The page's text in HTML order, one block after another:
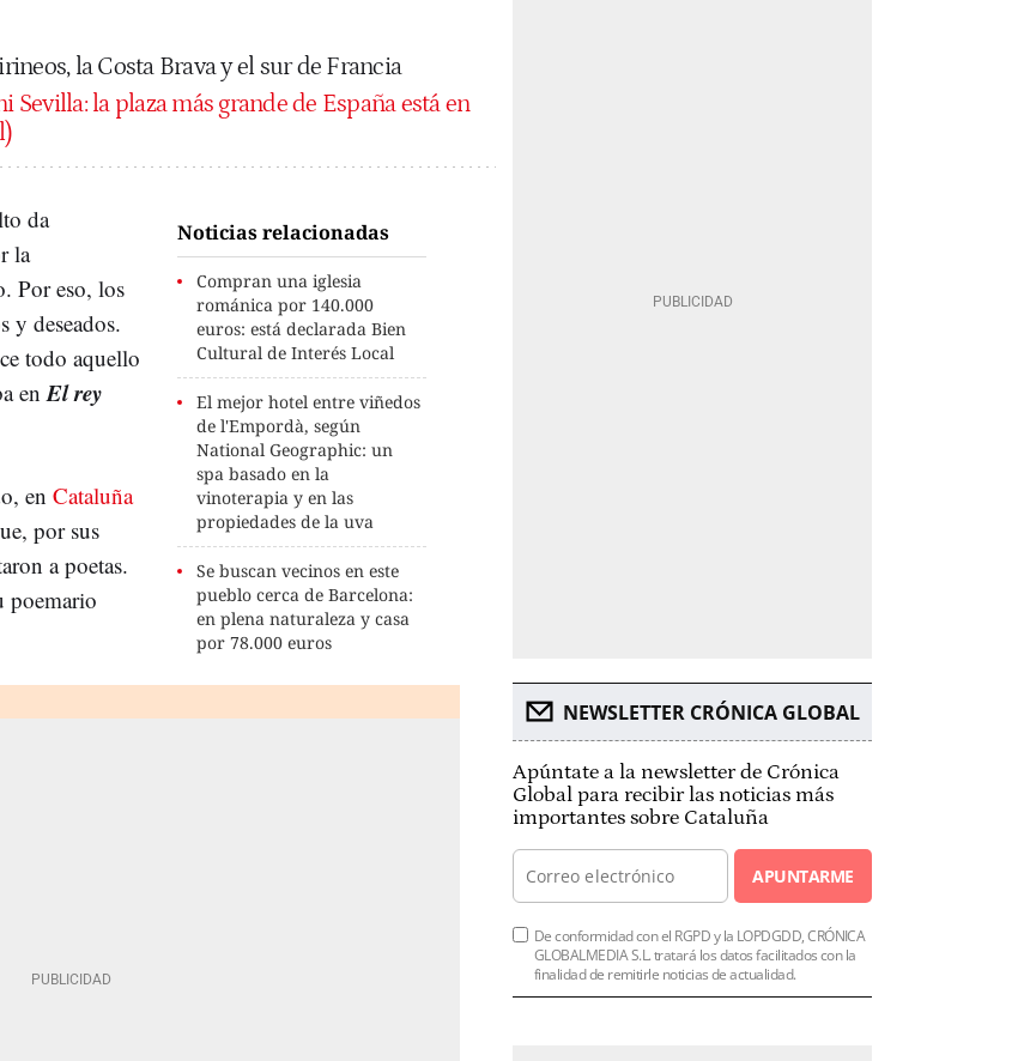
la Costa Brava y el sur de Francia
Sevilla: la plaza más grande de España está en
Noticias relacionadas
Compran una iglesia
románica por 140.000
euros: está declarada Bien
Cultural de Interés Local
El mejor hotel entre viñedos
de l'Empordà, según
National Geographic: un
spa basado en la
vinoterapia y en las
propiedades de la uva
Se buscan vecinos en este
pueblo cerca de Barcelona:
en plena naturaleza y casa
por 78.000 euros
da
la
Por eso, los
y deseados.
todo aquello
en El rey
en Cataluña
por sus
a poetas.
poemario
NEWSLETTER CRÓNICA GLOBAL
Apúntate a la newsletter de Crónica
Global para recibir las noticias más
importantes sobre Cataluña
APUNTARME
De conformidad con el RGPD y la LOPDGDD, CRÓNICA
GLOBALMEDIA S.L. tratará los datos facilitados con la
finalidad de remitirle noticias de actualidad.